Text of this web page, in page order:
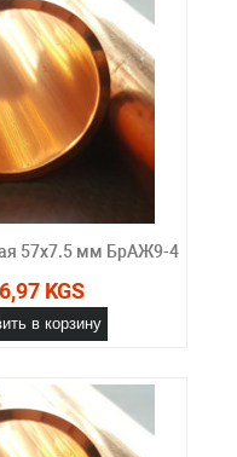
57х7.5 мм БрАЖ9-4
KGS
в корзину